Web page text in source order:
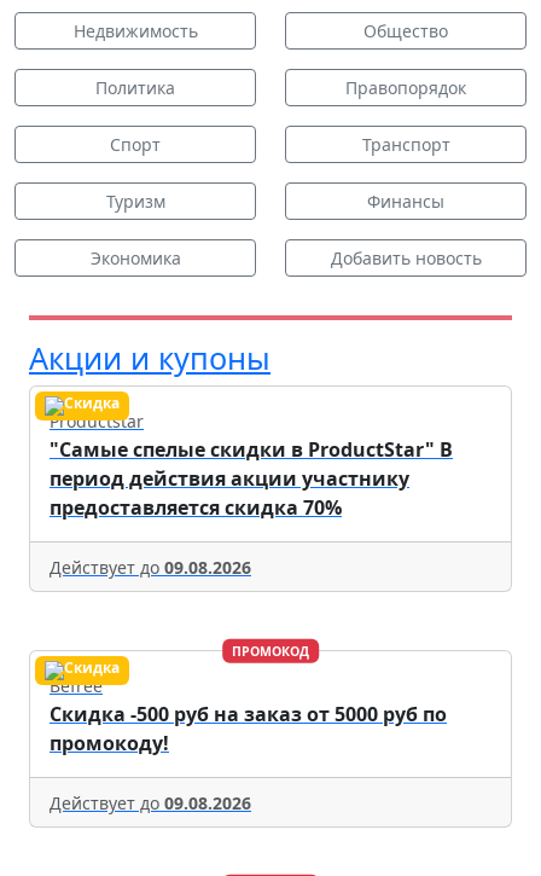
Недвижимость Общество
Политика Правопорядок
Спорт Транспорт
Туризм Финансы
Экономика Добавить новость
Акции и купоны
Productstar
"Самые спелые скидки в ProductStar" В
период действия акции участнику
предоставляется скидка 70%
Действует до 09.08.2026
ПРОМОКОД
Befree
Скидка -500 руб на заказ от 5000 руб по
промокоду!
Действует до 09.08.2026